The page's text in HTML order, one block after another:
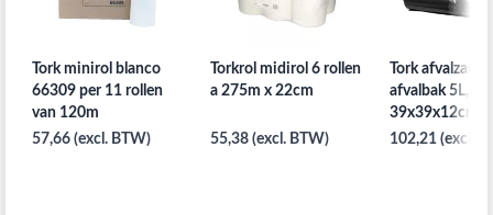
Tork minirol blanco
66309 per 11 rollen
van 120m
57,66 (excl. BTW)
Torkrol midirol 6 rollen
a 275m x 22cm
55,38 (excl. BTW)
Tork
afvalbak 5L,
39x39x12cm,
1000 stuks
102,21 (excl.